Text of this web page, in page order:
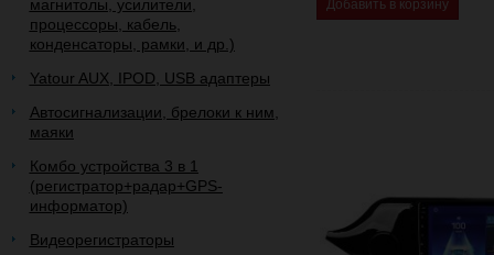
магнитолы, усилители,
процессоры, кабель,
конденсаторы, рамки, и др.)
Yatour AUX, IPOD, USB адаптеры
Автосигнализации, брелоки к ним,
маяки
Комбо устройства 3 в 1
(регистратор+радар+GPS-
информатор)
Видеорегистраторы
Добавить в корзину